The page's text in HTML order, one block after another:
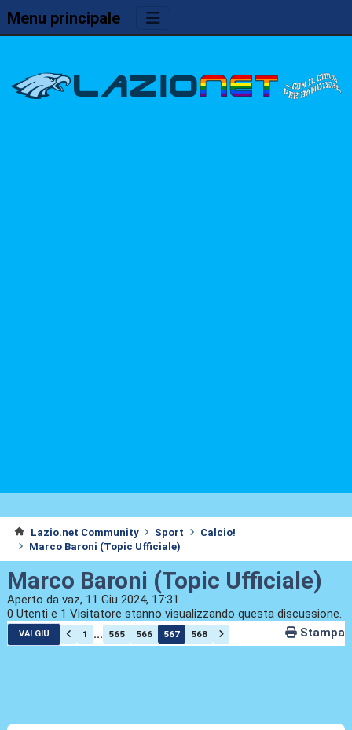
Menu principale
Lazio.net Community Sport
Calcio!
Marco Baroni (Topic Ufficiale)
Marco Baroni (Topic Ufficiale)
Aperto da vaz, 11 Giu 2024, 17:31
0 Utenti e 1 Visitatore stanno visualizzando questa discussione.
VAI GIÙ 1 ... 565 566 567 568 Stampa